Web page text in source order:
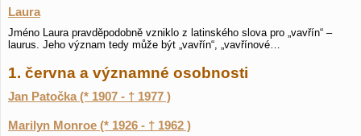
Laura
Jméno Laura pravděpodobně vzniklo z latinského slova pro „vavřín“ –
laurus. Jeho význam tedy může být „vavřín“, „vavřínové…
1. června a významné osobnosti
Jan Patočka (* 1907 - † 1977 )
Marilyn Monroe (* 1926 - † 1962 )